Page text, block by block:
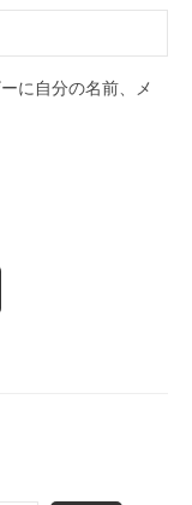
に自分の名前、メ